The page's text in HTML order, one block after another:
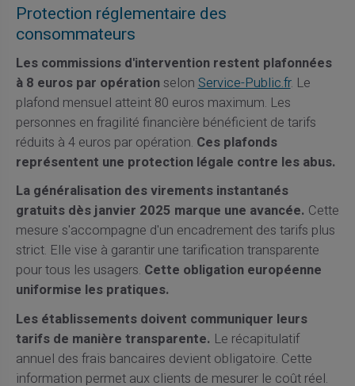
Protection réglementaire des
consommateurs
Les commissions d'intervention restent plafonnées
à 8 euros par opérationselonService-Public.fr. Le
plafond mensuel atteint 80 euros maximum. Les
personnes en fragilité financière bénéficient de tarifs
réduits à 4 euros par opération. Ces plafonds
représentent une protection légale contre les abus.
La généralisation des virements instantanés
gratuits dès janvier 2025 marque une avancée. Cette
mesure s'accompagne d'un encadrement des tarifs plus
strict. Elle vise à garantir une tarification transparente
pour tous les usagers. Cette obligation européenne
uniformise les pratiques.
Les établissements doivent communiquer leurs
tarifs de manière transparente. Le récapitulatif
annuel des frais bancaires devient obligatoire. Cette
information permet aux clients de mesurer le coût réel.